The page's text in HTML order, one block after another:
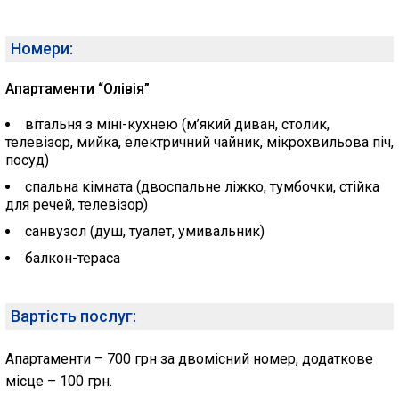
Номери:
Апартаменти “Олівія”
вітальня з міні-кухнею (м’який диван, столик,
телевізор, мийка, електричний чайник, мікрохвильова піч,
посуд)
спальна кімната (двоспальне ліжко, тумбочки, стійка
для речей, телевізор)
санвузол (душ, туалет, умивальник)
балкон-тераса
Вартість послуг:
Апартаменти – 700 грн за двомісний номер, додаткове
місце – 100 грн.